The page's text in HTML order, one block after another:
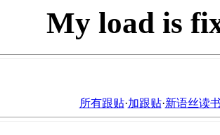
My load is
所有跟贴·加跟贴·新语丝读